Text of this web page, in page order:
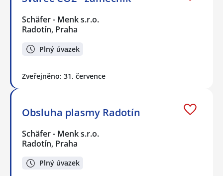
Schäfer - Menk s.r.o.
Radotín, Praha
Plný úvazek
Zveřejněno: 31. července
Obsluha plasmy Radotín
Schäfer - Menk s.r.o.
Radotín, Praha
Plný úvazek